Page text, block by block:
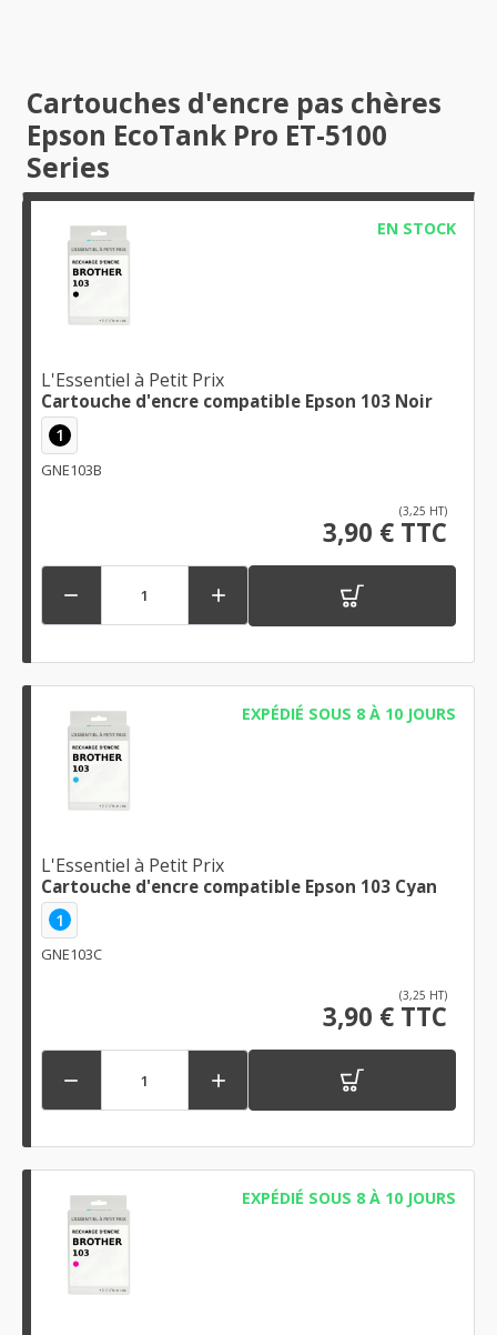
Cartouches d'encre pas chères
Epson EcoTank Pro ET-5100
Series
EN STOCK
L'Essentiel à Petit Prix
Cartouche d'encre compatible Epson 103 Noir
1
GNE103B
(3,25 HT)
3,90 € TTC
 
EXPÉDIÉ SOUS 8 À 10 JOURS
L'Essentiel à Petit Prix
Cartouche d'encre compatible Epson 103 Cyan
1
GNE103C
(3,25 HT)
3,90 € TTC
 
EXPÉDIÉ SOUS 8 À 10 JOURS